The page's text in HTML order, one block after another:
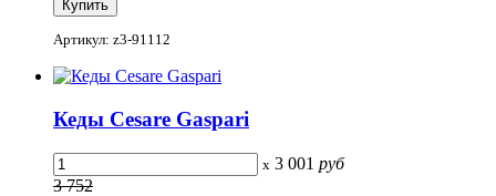
Артикул: z3-91112
Кеды Cesare Gaspari
x 3 001 руб
3 752